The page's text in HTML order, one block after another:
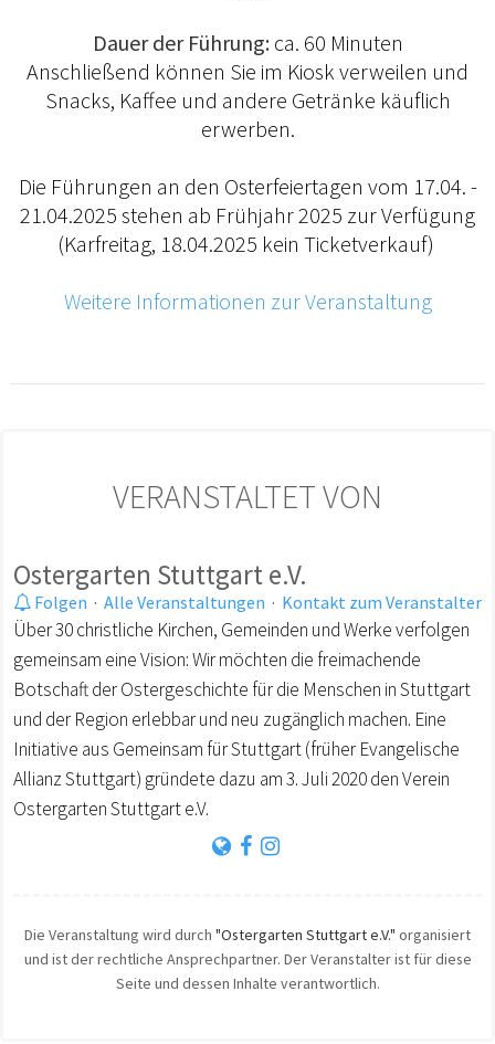
Dauer der Führung:ca. 60 Minuten
Anschließend können Sie im Kiosk verweilen und
Snacks, Kaffee und andere Getränke käuflich
erwerben.
Die Führungen an den Osterfeiertagen vom 17.04. -
21.04.2025 stehen ab Frühjahr 2025 zur Verfügung
(Karfreitag, 18.04.2025 kein Ticketverkauf)
Weitere Informationen zur Veranstaltung
VERANSTALTET VON
Ostergarten Stuttgart e.V.
Folgen · Alle Veranstaltungen · Kontakt zum Veranstalter
Über 30 christliche Kirchen, Gemeinden und Werke verfolgen
gemeinsam eine Vision: Wir möchten die freimachende
Botschaft der Ostergeschichte für die Menschen in Stuttgart
und der Region erlebbar und neu zugänglich machen. Eine
Initiative aus Gemeinsam für Stuttgart (früher Evangelische
Allianz Stuttgart) gründete dazu am 3. Juli 2020 den Verein
Ostergarten Stuttgart e.V.
Die Veranstaltung wird durch "Ostergarten Stuttgart e.V." organisiert
und ist der rechtliche Ansprechpartner. Der Veranstalter ist für diese
Seite und dessen Inhalte verantwortlich.